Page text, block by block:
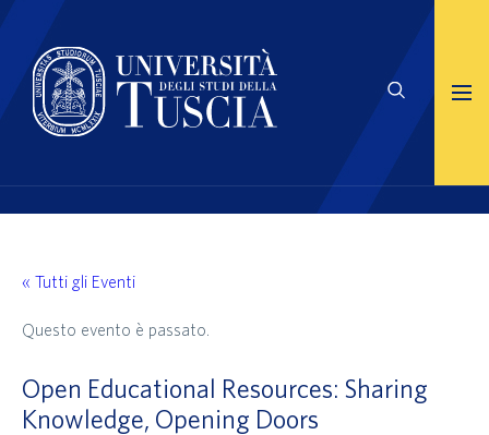
« Tutti gli Eventi
Questo evento è passato.
Open Educational Resources: Sharing
Knowledge, Opening Doors